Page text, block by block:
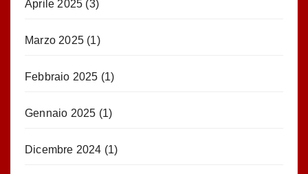
Aprile 2025 (3)
Marzo 2025 (1)
Febbraio 2025 (1)
Gennaio 2025 (1)
Dicembre 2024 (1)